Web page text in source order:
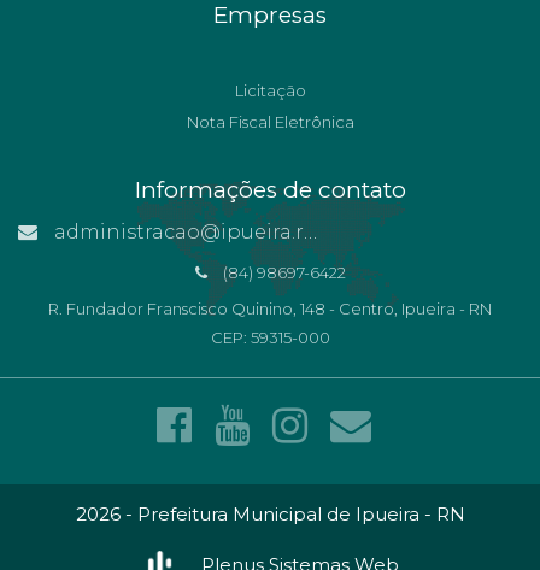
Empresas
Licitação
Nota Fiscal Eletrônica
Informações de contato
administracao@ipueira.rn.gov.br
(84) 98697-6422
R. Fundador Franscisco Quinino, 148 - Centro, Ipueira - RN
CEP: 59315-000
2026 - Prefeitura Municipal de Ipueira - RN